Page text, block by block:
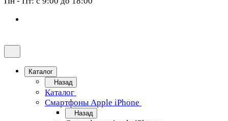
Каталог
Назад
Каталог
Смартфоны Apple iPhone
Назад